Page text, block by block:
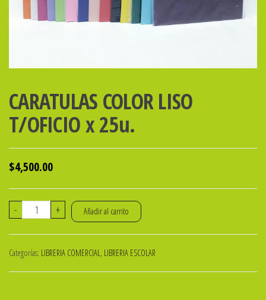
CARATULAS COLOR LISO
T/OFICIO x 25u.
$4,500.00
-
CARATULAS
T/OFICIO
x
+ Añadir al carrito
Categorías: LIBRERIA COMERCIAL, LIBRERIA ESCOLAR